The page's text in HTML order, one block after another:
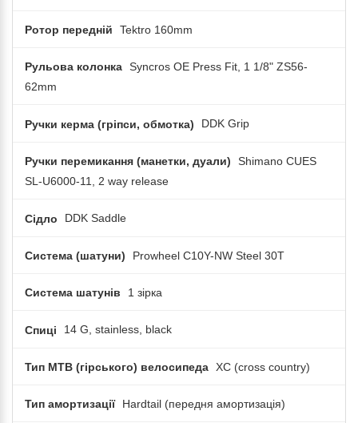
Ротор передній Tektro 160mm
Рульова колонка Syncros OE Press Fit, 1 1/8" ZS56-
62mm
Ручки керма (гріпси, обмотка) DDK Grip
Ручки перемикання (манетки, дуали)
Shimano CUES
SL-U6000-11, 2 way release
Сідло DDK Saddle
Система (шатуни) Prowheel C10Y-NW Steel 30T
Система шатунів 1 зірка
Спиці 14 G, stainless, black
Тип MTB (гірського) велосипеда XC (cross country)
Тип амортизації Hardtail (передня амортизація)